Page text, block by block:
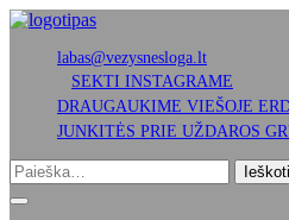
labas@vezysnesloga.lt
SEKTI INSTAGRAME
DRAUGAUKIME VIEŠOJE
JUNKITĖS PRIE UŽDAROS